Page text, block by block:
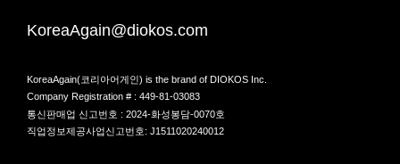
KoreaAgain@diokos.com
KoreaAgain(코리아어게인) is the brand of DIOKOS Inc.
Company Registration # : 449-81-03083
통신판매업 신고번호 : 2024-화성봉담-0070호
직업정보제공사업신고번호: J1511020240012